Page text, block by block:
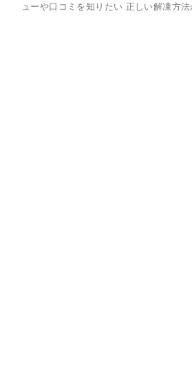
ューや口コミを知りたい 正しい解凍方